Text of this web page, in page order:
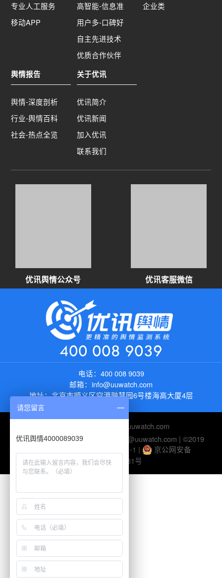
专业人工服务
移动APP
高智能-信息准
用户多-口碑好
自主先进技术
优质合作伙伴
企业类
舆情报告
舆情-深度剖析
行业-舆情百科
社会-热点全览
关于优讯
优讯简介
优讯新闻
加入优讯
联系我们
优讯舆情公众号 优讯客服微信
400 008 9039
电话： 400 008 9039
邮箱： info@uuwatch.com
地址：北京市顺义区空港融慧园6号楼海高大厦4层
https://new.uuwatch.com
电话：010-82895510 | 邮箱：help@uuwatch.com | ©2019
京ICP备10045116号-1 |
京公网安备
11010802026281号
请您留言
优讯舆情4000089039